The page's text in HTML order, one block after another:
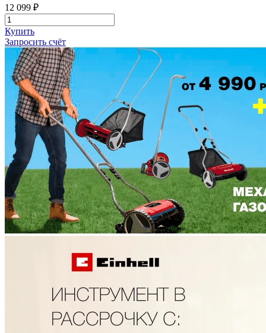
12 099 ₽
Купить
Запросить счёт